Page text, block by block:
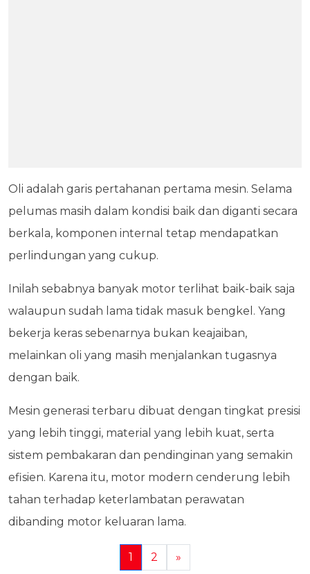
Oli adalah garis pertahanan pertama mesin. Selama
pelumas masih dalam kondisi baik dan diganti secara
berkala, komponen internal tetap mendapatkan
perlindungan yang cukup.
Inilah sebabnya banyak motor terlihat baik-baik saja
walaupun sudah lama tidak masuk bengkel. Yang
bekerja keras sebenarnya bukan keajaiban,
melainkan oli yang masih menjalankan tugasnya
dengan baik.
Mesin generasi terbaru dibuat dengan tingkat presisi
yang lebih tinggi, material yang lebih kuat, serta
sistem pembakaran dan pendinginan yang semakin
efisien. Karena itu, motor modern cenderung lebih
tahan terhadap keterlambatan perawatan
dibanding motor keluaran lama.
1 2 »